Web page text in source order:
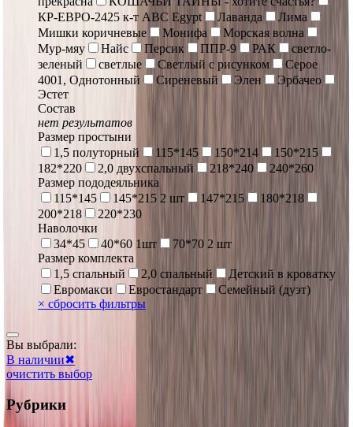
КР-ЕВРО-2425 к-т ABC Egypt
Лаванда
Лима
Мишки коричневые
Монифа
Морская волна
Мур-мяу
Найс Персик ППР-9 РАК
светло-
зеленый
светлые Светлый с рисунком
Серое
4001, Однотонный
Сиреневый Элен
Эрбачео
Эстет
Состав
нет результатов
Размер простыни
1,5 полуторный
115*145 150*214
150*215
182*220
2,0 двухспальный 218*240
240*260
Размер пододеяльника
115*145
145*215 2 шт 147*215
180*218
200*218
220*230
Наволочки
34*45
40*60 1шт
70*70 2 шт
Размер комплекта
1,5 спальный
2,0 спальный
Детский в кроватку
Евромакси
Евростандарт
Семейный (дуэт)
× сбросить фильтры
Вы выбрали:
В наличии✖
очистить выбор
Рубрики